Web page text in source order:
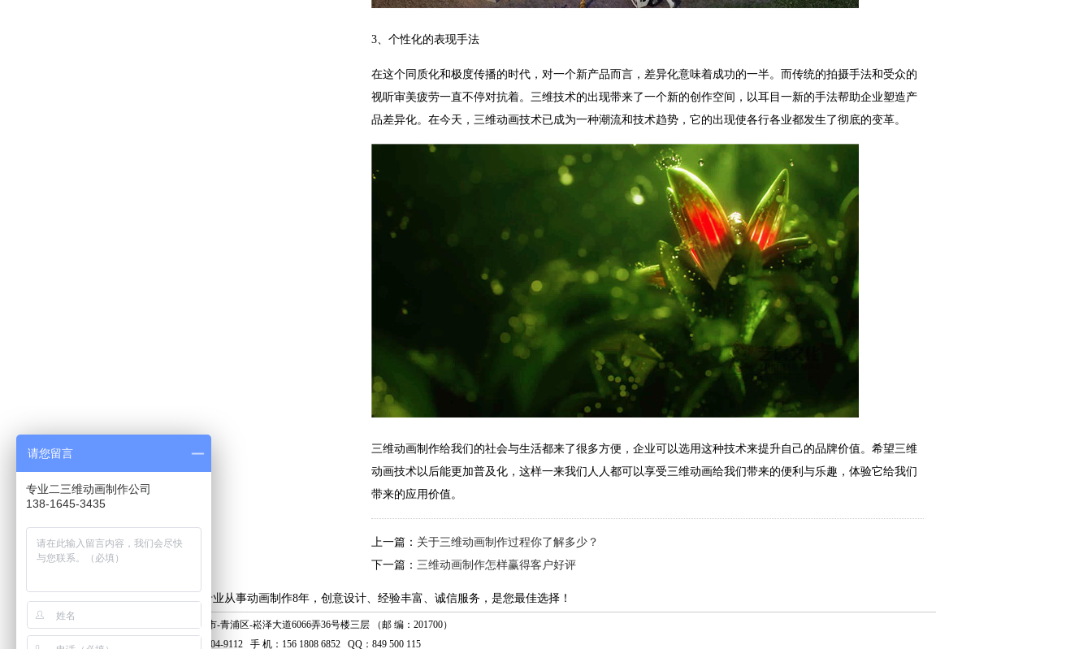
3、个性化的表现手法
在这个同质化和极度传播的时代，对一个新产品而言，差异化意味着成功的一半。而传统的拍摄手法和受众的
视听审美疲劳一直不停对抗着。三维技术的出现带来了一个新的创作空间，以耳目一新的手法帮助企业塑造产
品差异化。在今天，三维动画技术已成为一种潮流和技术趋势，它的出现使各行各业都发生了彻底的变革。
三维动画制作给我们的社会与生活都来了很多方便，企业可以选用这种技术来提升自己的品牌价值。希望三维
动画技术以后能更加普及化，这样一来我们人人都可以享受三维动画给我们带来的便利与乐趣，体验它给我们
带来的应用价值。
上一篇： 关于三维动画制作过程你了解多少？
下一篇： 三维动画制作怎样赢得客户好评
上海艺虎专业从事动画制作8年，创意设计、经验丰富、诚信服务，是您最佳选择！
地 址：上海市-青浦区-崧泽大道6066弄36号楼三层 （邮 编：201700）
电 话：400-804-9112 手 机：156 1808 6852 QQ：849 500 115
请您留言
专业二三维动画制作公司
138-1645-3435